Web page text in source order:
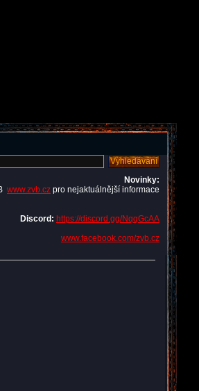
Novinky:
www.zvb.cz pro nejaktuálnější informace
Discord: https://discord.gg/NqqGcAA
www.facebook.com/zvb.cz